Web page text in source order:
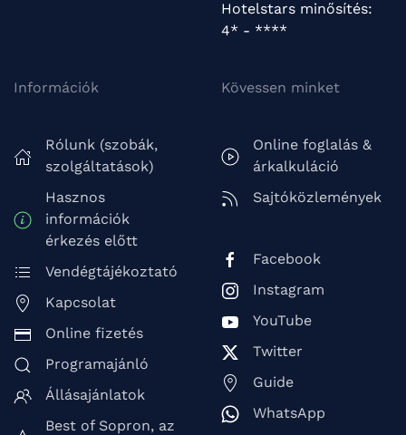
Hotelstars minősítés:
4* - ****
Információk
Rólunk (szobák,
szolgáltatások)
Hasznos
információk
érkezés előtt
Vendégtájékoztató
Kapcsolat
Online fizetés
Programajánló
Állásajánlatok
Best of Sopron, az
Kövessen minket
Online foglalás &
árkalkuláció
Sajtóközlemények
Facebook
Instagram
YouTube
Twitter
Guide
WhatsApp